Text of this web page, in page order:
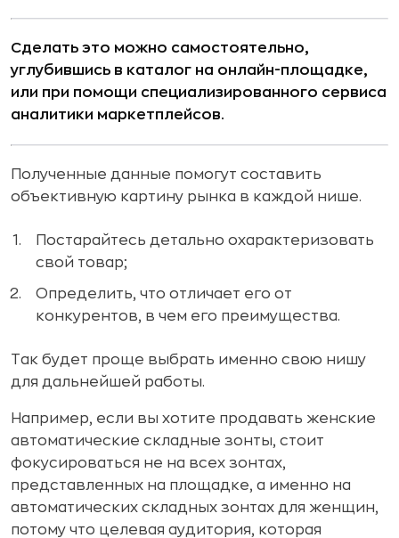
Сделать это можно самостоятельно,
углубившись в каталог на онлайн-площадке,
или при помощи специализированного сервиса
аналитики маркетплейсов.
Полученные данные помогут составить
объективную картину рынка в каждой нише.
Постарайтесь детально охарактеризовать
свой товар;
Определить, что отличает его от
конкурентов, в чем его преимущества.
Так будет проще выбрать именно свою нишу
для дальнейшей работы.
Например, если вы хотите продавать женские
автоматические складные зонты, стоит
фокусироваться не на всех зонтах,
представленных на площадке, а именно на
автоматических складных зонтах для женщин,
потому что целевая аудитория, которая